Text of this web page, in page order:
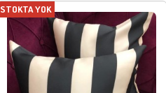
STOKTA YOK